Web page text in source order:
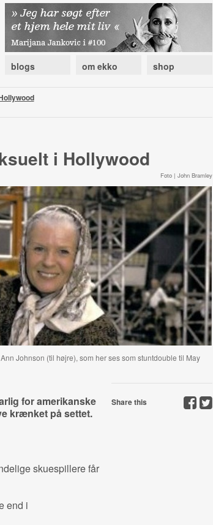
blogs om ekko shop
i Hollywood
Foto | John Bramley
Johnson (til højre), som her ses som stuntdouble til May
for amerikanske
krænket på settet.
skuespillere får
end i
Share this